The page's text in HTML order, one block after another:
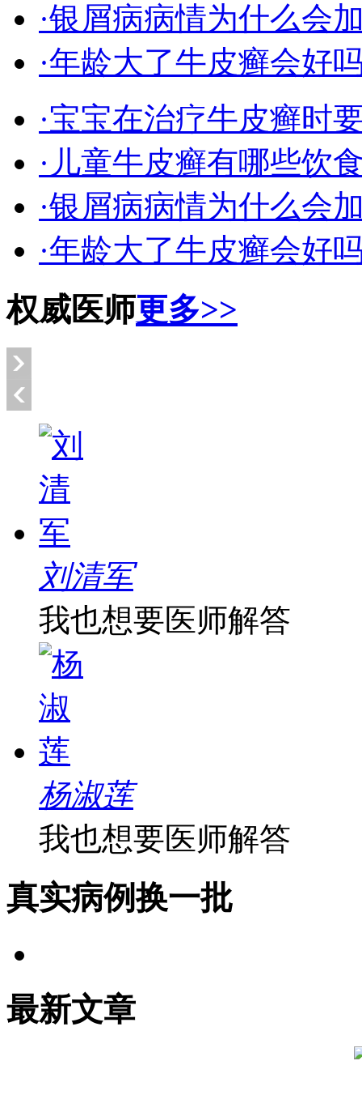
·银屑病病情为什么会
·年龄大了牛皮癣会好
·宝宝在治疗牛皮癣时
·儿童牛皮癣有哪些饮
·银屑病病情为什么会
·年龄大了牛皮癣会好
权威医师更多>>
刘清军
我也想要医师解答
杨淑莲
我也想要医师解答
真实病例换一批
最新文章